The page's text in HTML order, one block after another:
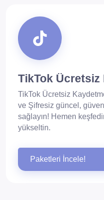
TikTok Ücretsiz
TikTok Ücretsiz
ve Şifresiz güncel,
sağlayın! Hemen
yükseltin.
Paketleri İncele!